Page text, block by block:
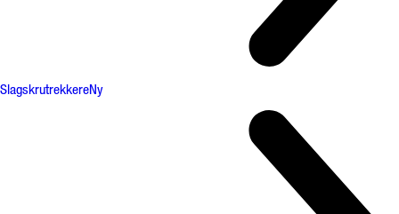
SlagskrutrekkereNy